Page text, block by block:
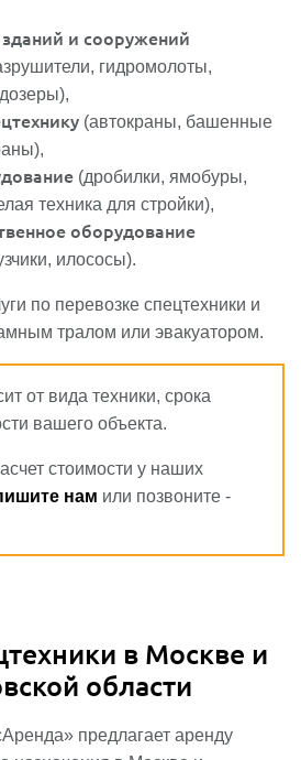
зданий и сооружений
гидромолоты,
(автокраны, башенные
(дробилки, ямобуры,
техника для стройки),
оборудование
илососы).
по перевозке спецтехники и
тралом или эвакуатором.
от вида техники, срока
вашего объекта.
стоимости у наших
нам или позвоните -
в Москве и
области
предлагает аренду